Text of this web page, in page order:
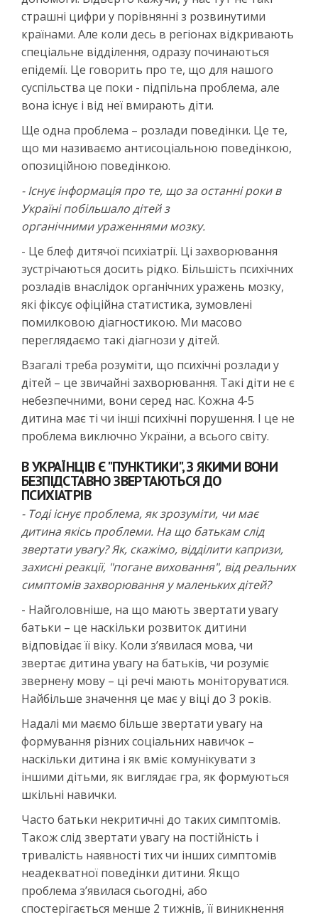
страшні цифри у порівнянні з розвинутими
країнами. Але коли десь в регіонах відкривають
спеціальне відділення, одразу починаються
епідемії. Це говорить про те, що для нашого
суспільства це поки - підпільна проблема, але
вона існує і від неї вмирають діти.
Ще одна проблема – розлади поведінки. Це те,
що ми називаємо антисоціальною поведінкою,
опозиційною поведінкою.
- Існує інформація про те, що за останні роки в
Україні побільшало дітей з
органічними ураженнями мозку.
- Це блеф дитячої психіатрії. Ці захворювання
зустрічаються досить рідко. Більшість психічних
розладів внаслідок органічних уражень мозку,
які фіксує офіційна статистика, зумовлені
помилковою діагностикою. Ми масово
переглядаємо такі діагнози у дітей.
Взагалі треба розуміти, що психічні розлади у
дітей – це звичайні захворювання. Такі діти не є
небезпечними, вони серед нас. Кожна 4-5
дитина має ті чи інші психічні порушення. І це не
проблема виключно України, а всього світу.
В УКРАЇНЦІВ Є "ПУНКТИКИ", З ЯКИМИ ВОНИ
БЕЗПІДСТАВНО ЗВЕРТАЮТЬСЯ ДО
ПСИХІАТРІВ
- Тоді існує проблема, як зрозуміти, чи має
дитина якісь проблеми. На що батькам слід
звертати увагу? Як, скажімо, відділити капризи,
захисні реакції, "погане виховання", від реальних
симптомів захворювання у маленьких дітей?
- Найголовніше, на що мають звертати увагу
батьки – це наскільки розвиток дитини
відповідає її віку. Коли з’явилася мова, чи
звертає дитина увагу на батьків, чи розуміє
звернену мову – ці речі мають моніторуватися.
Найбільше значення це має у віці до 3 років.
Надалі ми маємо більше звертати увагу на
формування різних соціальних навичок –
наскільки дитина і як вміє комунікувати з
іншими дітьми, як виглядає гра, як формуються
шкільні навички.
Часто батьки некритичні до таких симптомів.
Також слід звертати увагу на постійність і
тривалість наявності тих чи інших симптомів
неадекватної поведінки дитини. Якщо
проблема з’явилася сьогодні, або
спостерігається менше 2 тижнів, її виникнення